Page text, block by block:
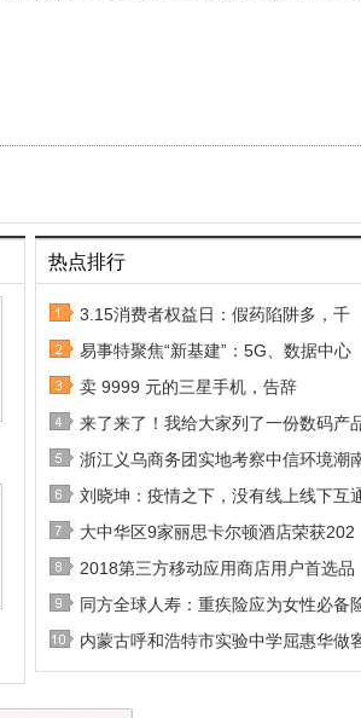
热点排行
3.15消费者权益日：假药陷阱多，千
易事特聚焦“新基建”：5G、数据中心
卖 9999 元的三星手机，告辞
来了来了！我给大家列了一份数码产
浙江义乌商务团实地考察中信环境潮
刘晓坤：疫情之下，没有线上线下互
大中华区9家丽思卡尔顿酒店荣获202
2018第三方移动应用商店用户首选品
同方全球人寿：重疾险应为女性必备
内蒙古呼和浩特市实验中学屈惠华做